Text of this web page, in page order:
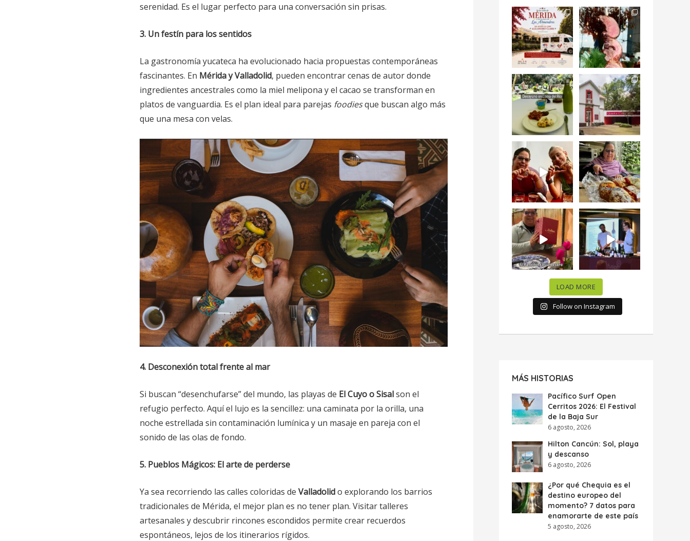
serenidad. Es el lugar perfecto para una conversación sin prisas.
3. Un festín para los sentidos
La gastronomía yucateca ha evolucionado hacia propuestas contemporáneas
fascinantes. En Mérida y Valladolid, pueden encontrar cenas de autor donde
ingredientes ancestrales como la miel melipona y el cacao se transforman en
platos de vanguardia. Es el plan ideal para parejas foodiesque buscan algo más
que una mesa con velas.
4. Desconexión total frente al mar
Si buscan “desenchufarse” del mundo, las playas de El Cuyo o Sisalson el
refugio perfecto. Aquí el lujo es la sencillez: una caminata por la orilla, una
noche estrellada sin contaminación lumínica y un masaje en pareja con el
sonido de las olas de fondo.
5. Pueblos Mágicos: El arte de perderse
Ya sea recorriendo las calles coloridas de Valladolido explorando los barrios
tradicionales de Mérida, el mejor plan es no tener plan. Visitar talleres
artesanales y descubrir rincones escondidos permite crear recuerdos
espontáneos, lejos de los itinerarios rígidos.
Siempre me mueven
las causas y comer
con causa es...
12 0
Fuimos a celebrar a
mis dos #mamás
más cercanas mi...
17 0
Levantarse, escuchar
el río correr y sentir
el...
19 0
Esta
#NochedeMuseos
en la
#QuintaColorada
el...
12 0
¡Qué desayuno tan
increíble en
@LasQuinceLetras!...
28 3
Me tocó rosca de
Tagers un
restaurante de
Avenida...
50 10
“En #Mallorca
Ciudad de México
celebramos la...
63 7
#SoaunFusionMexic
o una noche única
donde España y...
10 0
LOAD MORE
Follow on Instagram
MÁS HISTORIAS
Pacífico Surf Open
Cerritos 2026: El Festival
de la Baja Sur
6 agosto, 2026
Hilton Cancún: Sol, playa
y descanso
6 agosto, 2026
¿Por qué Chequia es el
destino europeo del
momento? 7 datos para
enamorarte de este país
5 agosto, 2026